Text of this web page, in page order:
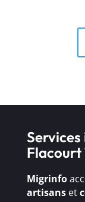
Flacourt
Migrinfo
artisanset